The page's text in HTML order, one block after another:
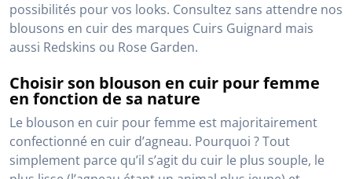
possibilités pour vos looks. Consultez sans attendre nos
blousons en cuir des marques Cuirs Guignard mais
aussi Redskins ou Rose Garden.
Choisir son blouson en cuir pour femme
en fonction de sa nature
Le blouson en cuir pour femme est majoritairement
confectionné en cuir d’agneau. Pourquoi ? Tout
simplement parce qu’il s’agit du cuir le plus souple, le